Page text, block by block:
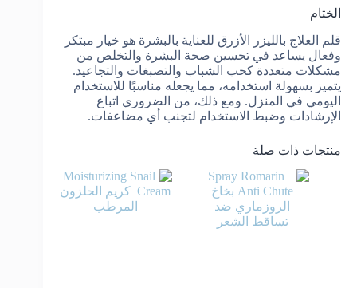
الختام
قلم العلاج بالليزر الأزرق للعناية بالبشرة هو خيار مبتكر
وفعال يساعد في تحسين صحة البشرة والتخلص من
مشكلات متعددة كحب الشباب والتصبغات والتجاعيد.
يتميز بسهولة استخدامه، مما يجعله مناسبًا للاستخدام
اليومي في المنزل. ومع ذلك، من الضروري اتباع
الإرشادات وضبط الاستخدام لتجنب أي مضاعفات.
منتجات ذات صلة